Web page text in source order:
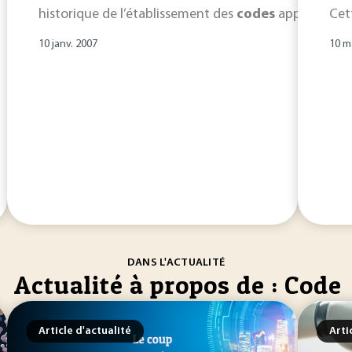
historique de l’établissement des codes applicables
10 janv. 2007 10
DANS L'ACTUALITÉ
Actualité à propos de : Code
Article d'actualité